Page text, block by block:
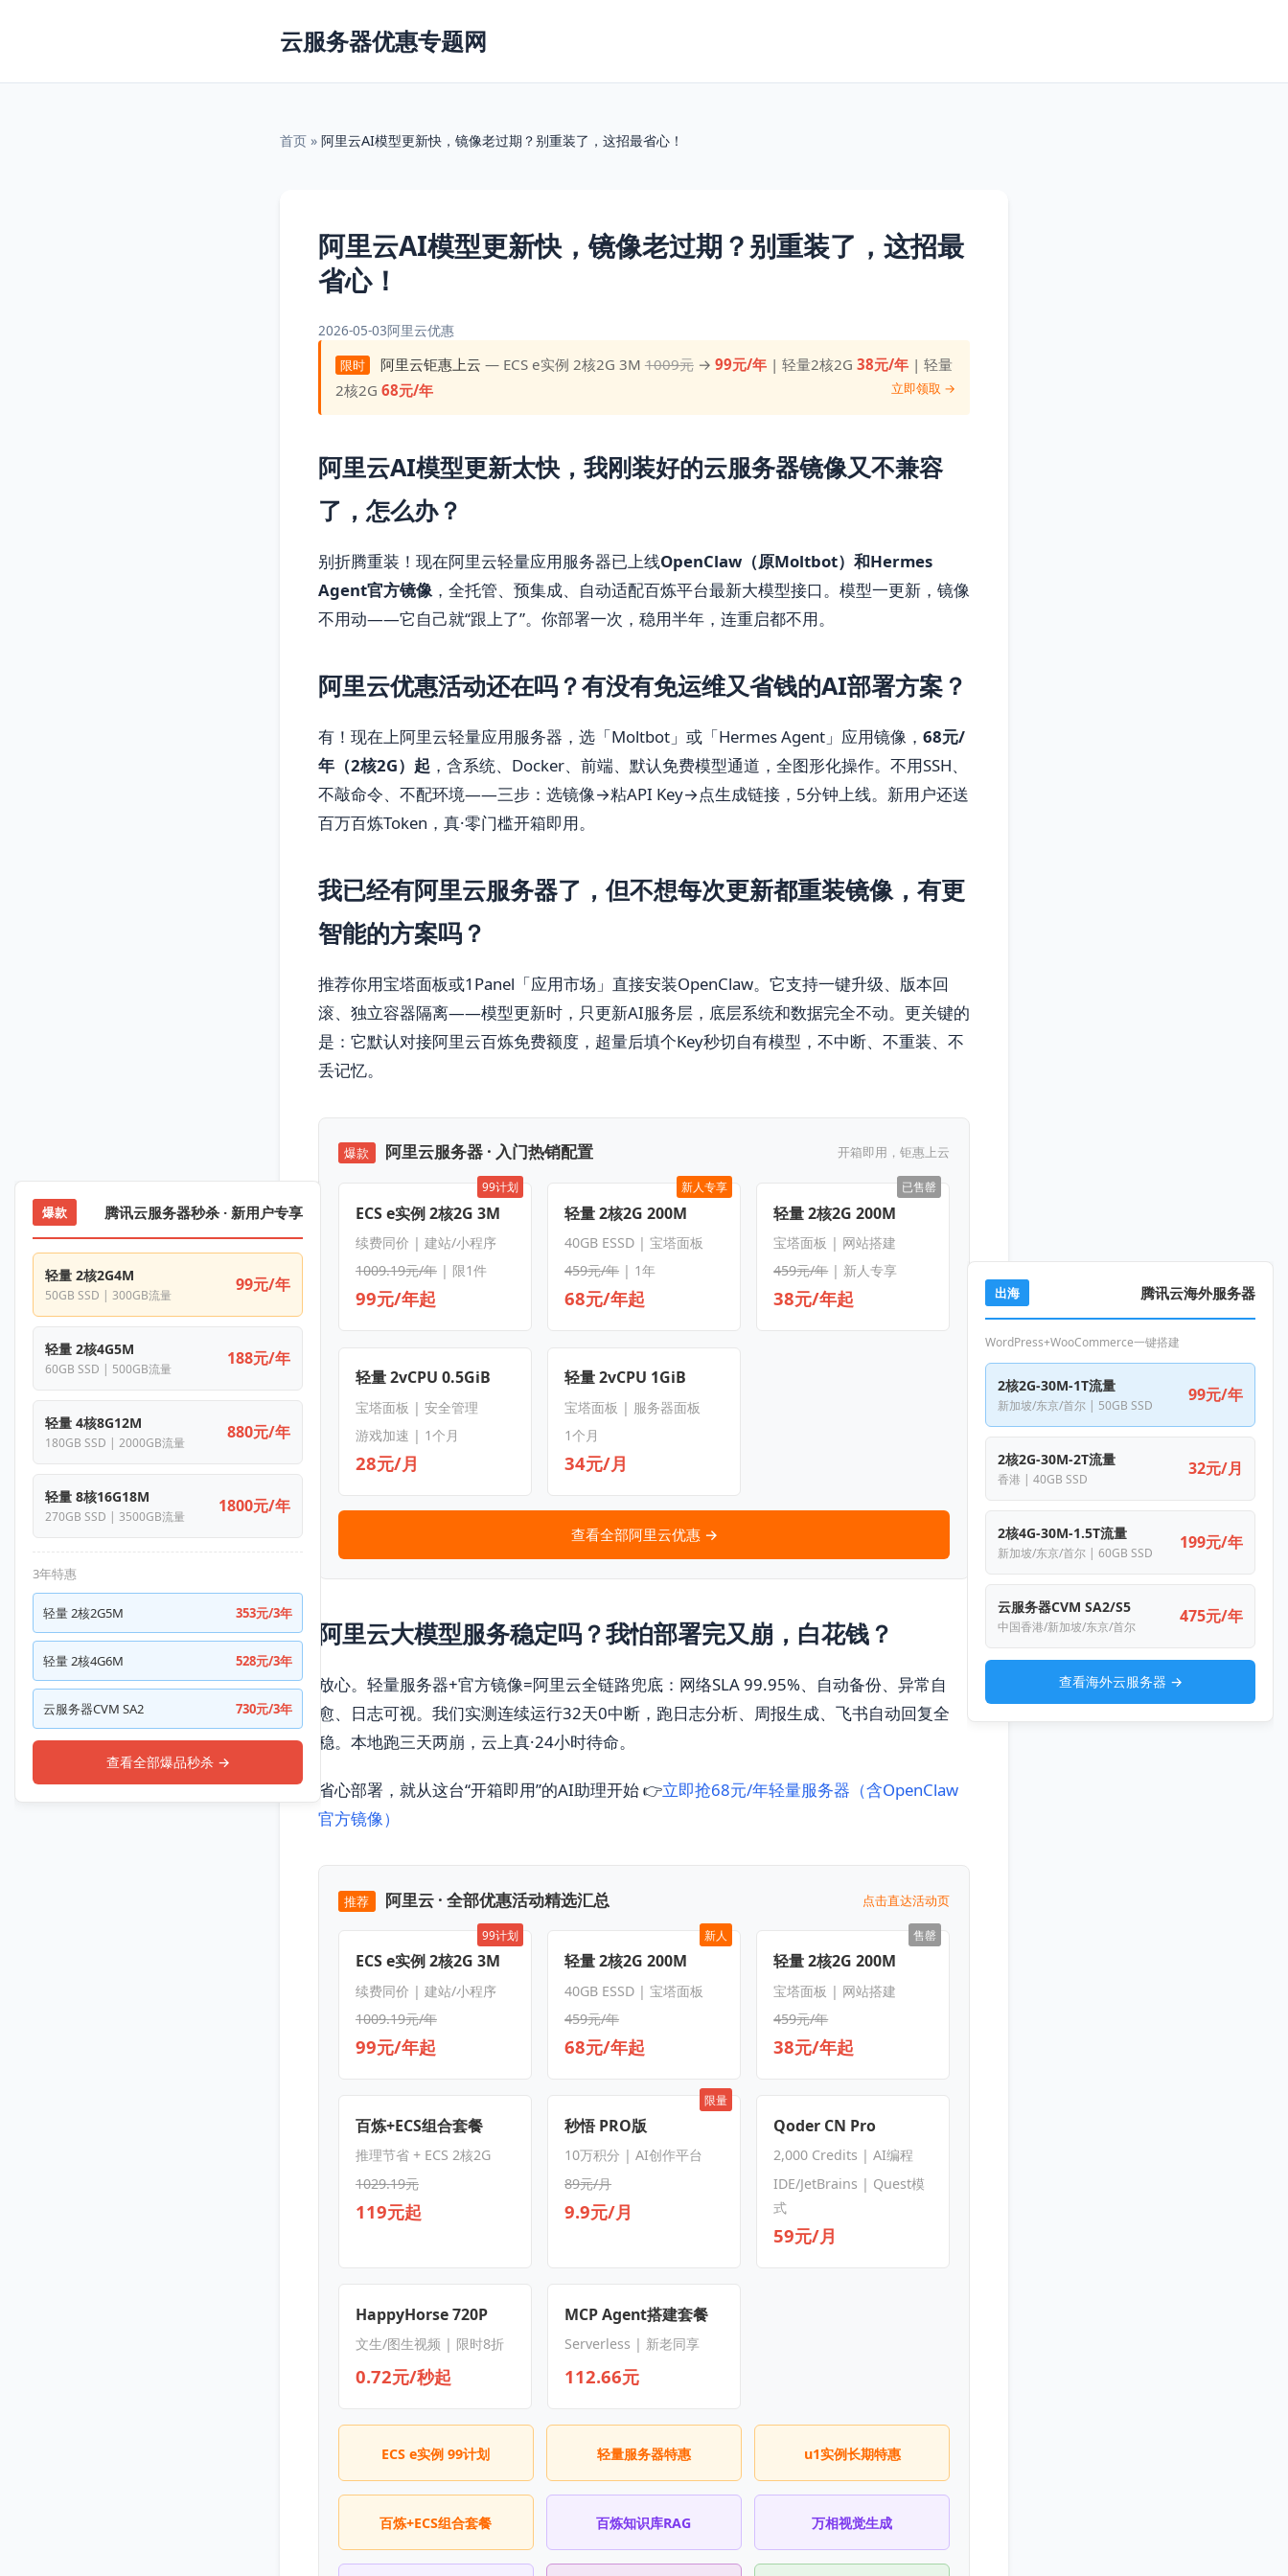
云服务器优惠专题网
首页 » 阿里云AI模型更新快，镜像老过期？别重装了，这招最省心！
阿里云AI模型更新快，镜像老过期？别重装了，这招最
省心！
2026-05-03阿里云优惠
限时 阿里云钜惠上云 — ECS e实例 2核2G 3M 1009元→ 99元/年| 轻量2核2G 38元/年| 轻量
2核2G68元/年 立即领取 →
阿里云AI模型更新太快，我刚装好的云服务器镜像又不兼容
了，怎么办？
别折腾重装！现在阿里云轻量应用服务器已上线OpenClaw（原Moltbot）和Hermes
Agent官方镜像，全托管、预集成、自动适配百炼平台最新大模型接口。模型一更新，镜像
不用动——它自己就“跟上了”。你部署一次，稳用半年，连重启都不用。
阿里云优惠活动还在吗？有没有免运维又省钱的AI部署方案？
有！现在上阿里云轻量应用服务器，选「Moltbot」或「Hermes Agent」应用镜像， 68元/
年（2核2G）起 ，含系统、Docker、前端、默认免费模型通道，全图形化操作。不用SSH、
不敲命令、不配环境——三步：选镜像→粘API Key→点生成链接，5分钟上线。新用户还送
百万百炼Token，真·零门槛开箱即用。
我已经有阿里云服务器了，但不想每次更新都重装镜像，有更
智能的方案吗？
推荐你用宝塔面板或1Panel「应用市场」直接安装OpenClaw。它支持一键升级、版本回
滚、独立容器隔离——模型更新时，只更新AI服务层，底层系统和数据完全不动。更关键的
是：它默认对接阿里云百炼免费额度，超量后填个Key秒切自有模型，不中断、不重装、不
丢记忆。
爆款 阿里云服务器 · 入门热销配置 开箱即用，钜惠上云
99计划
ECS e实例 2核2G 3M
续费同价 | 建站/小程序
1009.19元/年| 限1件
99元/年起
新人专享
轻量 2核2G 200M
40GB ESSD | 宝塔面板
459元/年 | 1年
68元/年起
已售罄
轻量 2核2G 200M
宝塔面板 | 网站搭建
459元/年| 新人专享
38元/年起
轻量 2vCPU 0.5GiB
宝塔面板 | 安全管理
游戏加速 | 1个月
28元/月
轻量 2vCPU 1GiB
宝塔面板 | 服务器面板
1个月
34元/月
查看全部阿里云优惠 →
阿里云大模型服务稳定吗？我怕部署完又崩，白花钱？
放心。轻量服务器+官方镜像=阿里云全链路兜底：网络SLA 99.95%、自动备份、异常自
愈、日志可视。我们实测连续运行32天0中断，跑日志分析、周报生成、飞书自动回复全
稳。本地跑三天两崩，云上真·24小时待命。
省心部署，就从这台“开箱即用”的AI助理开始 👉立即抢68元/年轻量服务器（含OpenClaw
官方镜像）
推荐 阿里云 · 全部优惠活动精选汇总 点击直达活动页
99计划
ECS e实例 2核2G 3M
续费同价 | 建站/小程序
1009.19元/年
99元/年起
新人
轻量 2核2G 200M
40GB ESSD | 宝塔面板
459元/年
68元/年起
售罄
轻量 2核2G 200M
宝塔面板 | 网站搭建
459元/年
38元/年起
百炼+ECS组合套餐
推理节省 + ECS 2核2G
1029.19元
119元起
限量
秒悟 PRO版
10万积分 | AI创作平台
89元/月
9.9元/月
Qoder CN Pro
2,000 Credits | AI编程
IDE/JetBrains | Quest模
式
59元/月
HappyHorse 720P
文生/图生视频 | 限时8折
0.72元/秒起
MCP Agent搭建套餐
Serverless | 新老同享
112.66元
ECS e实例 99计划 轻量服务器特惠 u1实例长期特惠
百炼+ECS组合套餐 百炼知识库RAG 万相视觉生成
爆款 腾讯云服务器秒杀 · 新用户专享
轻量 2核2G4M
50GB SSD | 300GB流量
99元/年
轻量 2核4G5M
60GB SSD | 500GB流量
188元/年
轻量 4核8G12M
180GB SSD | 2000GB流量
880元/年
轻量 8核16G18M
270GB SSD | 3500GB流量
1800元/年
3年特惠
轻量 2核2G5M 353元/3年
轻量 2核4G6M 528元/3年
云服务器CVM SA2 730元/3年
查看全部爆品秒杀 →
出海 腾讯云海外服务器
WordPress+WooCommerce一键搭建
2核2G-30M-1T流量
新加坡/东京/首尔 | 50GB SSD
99元/年
2核2G-30M-2T流量
香港 | 40GB SSD
32元/月
2核4G-30M-1.5T流量
新加坡/东京/首尔 | 60GB SSD
199元/年
云服务器CVM SA2/S5
中国香港/新加坡/东京/首尔
475元/年
查看海外云服务器 →